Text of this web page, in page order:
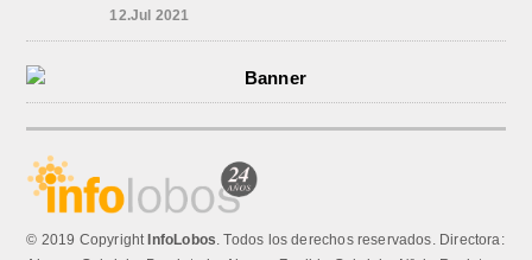
12.Jul 2021
© 2019 Copyright InfoLobos. Todos los derechos reservados. Directora: